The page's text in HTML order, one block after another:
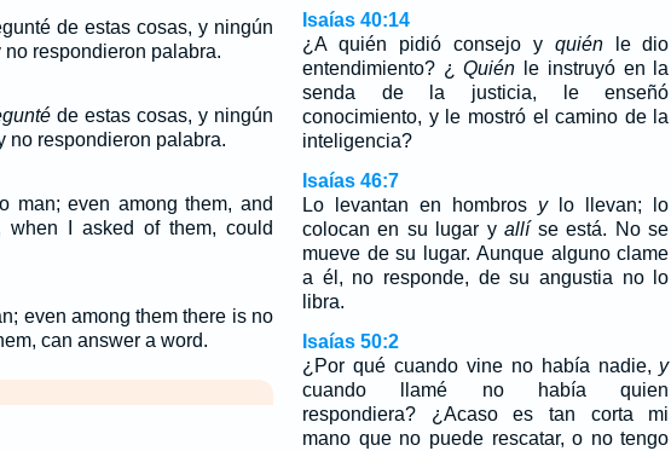
de estas cosas, y ningún
no respondieron palabra.
de estas cosas, y ningún
no respondieron palabra.
man; even among them, and
I asked of them, could
even among them there is no
can answer a word.
Isaías 40:14
¿A quién pidió consejo y quiénle dio
entendimiento? ¿Quién le instruyó en la
senda de la justicia, le enseñó
conocimiento, y le mostró el camino de la
inteligencia?
Isaías 46:7
Lo levantan en hombros ylo llevan; lo
colocan en su lugar yallíse está. No se
mueve de su lugar. Aunque alguno clame
a él, no responde, de su angustia no lo
libra.
Isaías 50:2
¿Por qué cuando vine no había nadie, y
cuando llamé no había quien
respondiera? ¿Acaso es tan corta mi
mano que no puede rescatar, o no tengo